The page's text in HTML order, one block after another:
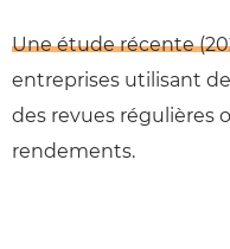
Une étude récente
entreprises utilisant
des revues régulières
rendements.